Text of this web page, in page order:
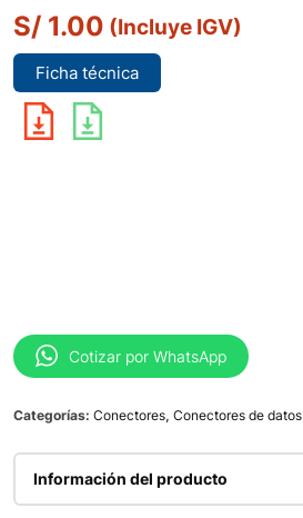
S/ 1.00 (Incluye IGV)
Ficha técnica
Cotizar por WhatsApp
Categorías: Conectores, Conectores de datos
Información del producto